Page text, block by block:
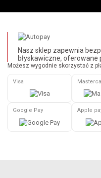
Nasz sklep zapewnia
błyskawiczne, oferowane
Możesz wygodnie skorzystać z
Visa
Google Pay Apple